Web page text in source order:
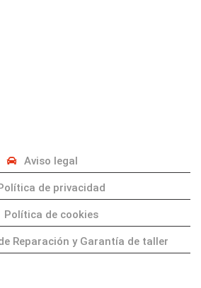
Aviso legal
de privacidad
Política de cookies
Reparación y Garantía de taller